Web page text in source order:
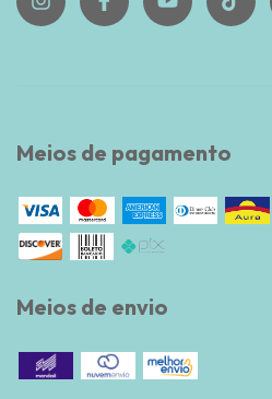
Meios de pagamento
Meios de envio